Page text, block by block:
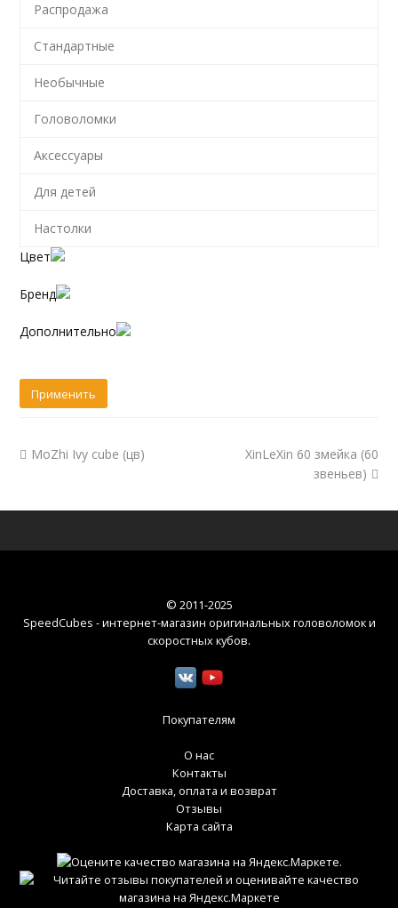
Распродажа
Стандартные
Необычные
Головоломки
Аксессуары
Для детей
Настолки
Цвет
Бренд
Дополнительно
MoZhi Ivy cube (цв)
XinLeXin 60 змейка (60
звеньев)
© 2011-2025
SpeedCubes - интернет-магазин оригинальных головоломок и
скоростных кубов.
Покупателям
О нас
Контакты
Доставка, оплата и возврат
Отзывы
Карта сайта